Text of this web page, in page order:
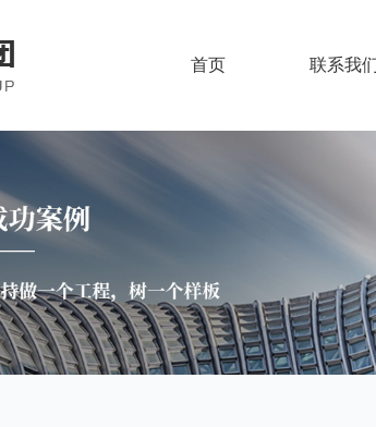
首页 联系我